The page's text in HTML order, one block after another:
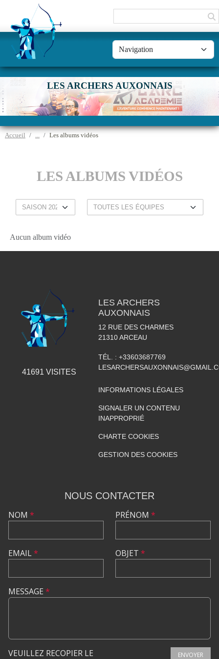
LES ARCHERS AUXONNAIS
Accueil Les albums vidéos
LES ALBUMS VIDÉOS
Aucun album vidéo
41691 VISITES
LES ARCHERS
AUXONNAIS
12 RUE DES CHARMES
21310 ARCEAU
TÉL. : +33603687769
INFORMATIONS LÉGALES
SIGNALER UN CONTENU
INAPPROPRIÉ
CHARTE COOKIES
GESTION DES COOKIES
NOUS CONTACTER
NOM *
EMAIL*
PRÉNOM *
OBJET *
MESSAGE *
VEUILLEZ RECOPIER LE ENVOYER
Panneau de gestion des cookies